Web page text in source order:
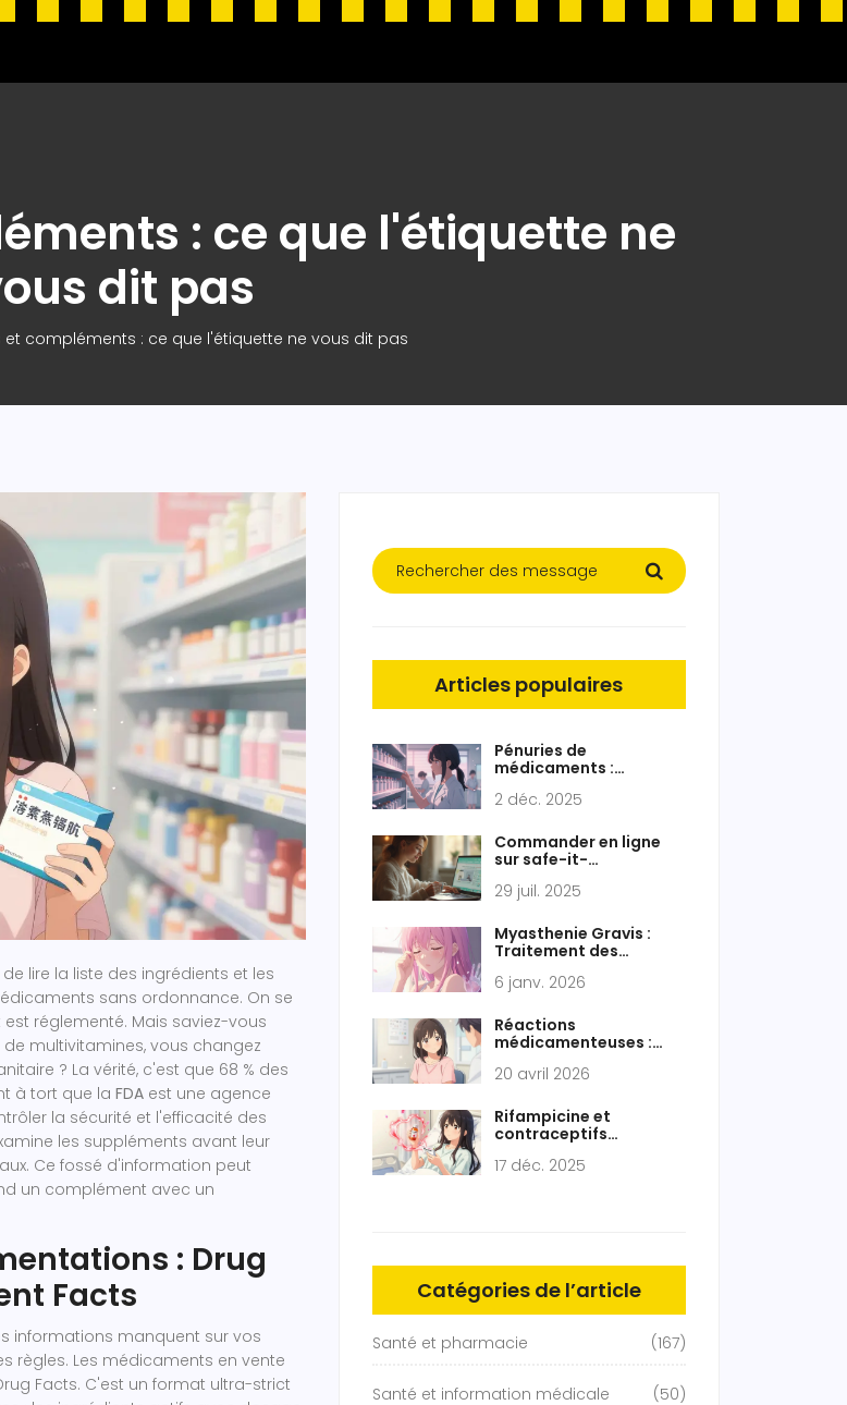
: ce que l'étiquette ne
dit pas
et compléments : ce que l'étiquette ne vous dit pas
lire la liste des ingrédients et les
sans ordonnance. On se
réglementé. Mais saviez-vous
multivitamines, vous changez
? La vérité, c'est que 68 % des
à tort que la FDA est une agence
la sécurité et l'efficacité des
les suppléments avant leur
Ce fossé d'information peut
un complément avec un
: Drug
Facts
informations manquent sur vos
règles. Les médicaments en vente
Facts. C'est un format ultra-strict
Articles populaires
Pénuries de
médicaments :
les traitements ne sont
2 déc. 2025
Commander en ligne
sur safe-it-
Conseils et Expérience
29 juil. 2025
Myasthenie Gravis :
Traitement des
Neuromusculaires
6 janv. 2026
Réactions
médicamenteuses :
famille de
20 avril 2026
Rifampicine et
contraceptifs
d'ovulation imprévue
17 déc. 2025
Catégories de l’article
Santé et pharmacie (167)
Santé et information médicale (50)